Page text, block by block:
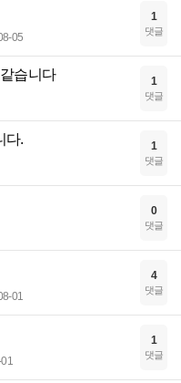
05
1
댓글
습니다 1
댓글
다. 1
댓글
0
댓글
01
4
댓글
1
댓글